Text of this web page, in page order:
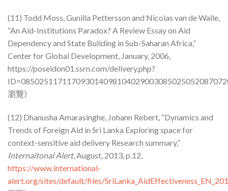
(11) Todd Moss, Gunilla Pettersson and Nicolas van de Walle,
“An Aid-Institutions Paradox? A Review Essay on Aid
Dependency and State Building in Sub-Saharan Africa,”
Center for Global Development, January, 2006,
https://poseidon01.ssrn.com/delivery.php?
瀏覽）
(12) Dhanusha Amarasinghe, Johann Rebert, “Dynamics and
Trends of Foreign Aid in Sri Lanka Exploring space for
context-sensitive aid delivery Research summary,”
Internaitonal Alert, August, 2013, p.12,
https://www.international-
alert.org/sites/default/files/